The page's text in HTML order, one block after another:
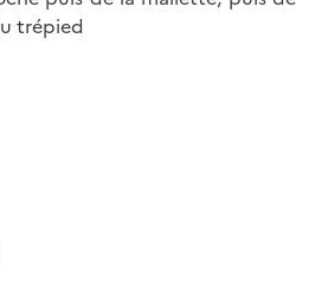
trépied